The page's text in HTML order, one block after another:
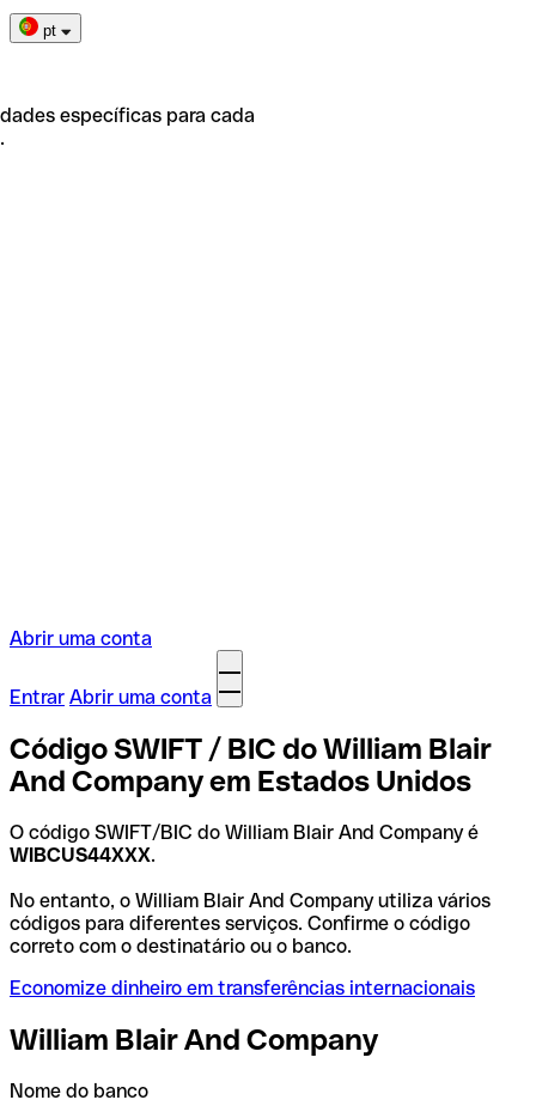
pt
específicas para cada
Abrir uma conta
Entrar Abrir uma conta
Código SWIFT / BIC do William Blair
And Company em Estados Unidos
O código SWIFT/BIC do William Blair And Company é
WIBCUS44XXX.
No entanto, o William Blair And Company utiliza vários
códigos para diferentes serviços. Confirme o código
correto com o destinatário ou o banco.
Economize dinheiro em transferências internacionais
William Blair And Company
Nome do banco